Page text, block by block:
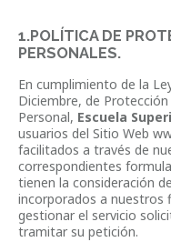
1.POLÍTICA DE
PERSONALES.
En cumplimiento de la
Diciembre, de
Personal, Escuela
usuarios del Sitio Web
facilitados a través de
correspondientes
tienen la consideración
incorporados a nuestros
gestionar el servicio
tramitar su petición.